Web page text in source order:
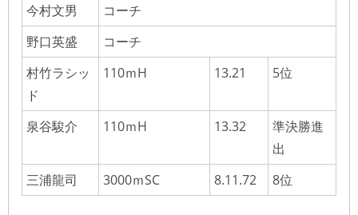
今村文男
コーチ
野口英盛
コーチ
村竹ラシッ
ド
110ｍH 13.21 5位
泉谷駿介 110ｍH 13.32
準決勝進
出
三浦龍司
3000ｍSC 8.11.72 8位